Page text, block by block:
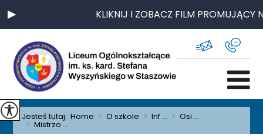
KLIKNIJ I ZOBACZ FILM PROMUJĄCY
Jesteś tutaj:Home > O szkole > Inf ... > Osi ...
> Mistrzo ...